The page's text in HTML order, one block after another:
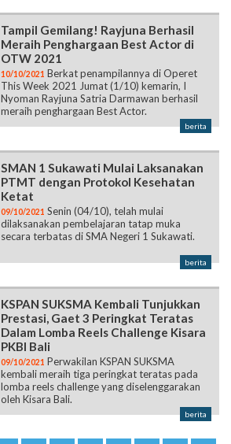
Tampil Gemilang! Rayjuna Berhasil
Meraih Penghargaan Best Actor di
OTW 2021
10/10/2021 Berkat penampilannya di Operet
This Week 2021 Jumat (1/10) kemarin, I
Nyoman Rayjuna Satria Darmawan berhasil
meraih penghargaan Best Actor.
berita
SMAN 1 Sukawati Mulai Laksanakan
PTMT dengan Protokol Kesehatan
Ketat
09/10/2021 Senin (04/10), telah mulai
dilaksanakan pembelajaran tatap muka
secara terbatas di SMA Negeri 1 Sukawati.
berita
KSPAN SUKSMA Kembali Tunjukkan
Prestasi, Gaet 3 Peringkat Teratas
Dalam Lomba Reels Challenge Kisara
PKBI Bali
09/10/2021 Perwakilan KSPAN SUKSMA
kembali meraih tiga peringkat teratas pada
lomba reels challenge yang diselenggarakan
oleh Kisara Bali.
berita